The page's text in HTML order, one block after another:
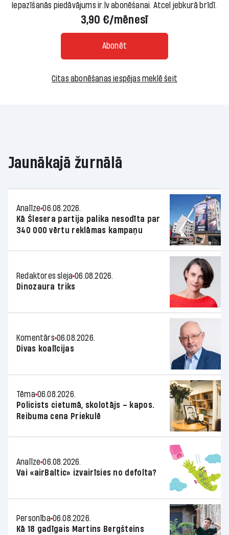
Iepazīšanās piedāvājums ir.lv abonēšanai. Atcel jebkurā brīdī.
3,90 €/mēnesī
Abonēt
Citas abonēšanas iespējas meklē šeit
Jaunākajā žurnālā
Analīze 06.08.2026.
Kā Šlesera partija palika nesodīta par
340 000 vērtu reklāmas kampaņu
Redaktores sleja 06.08.2026.
Dinozaura triks
Komentārs 06.08.2026.
Divas koalīcijas
Tēma 06.08.2026.
Policists cietumā, skolotājs – kapos.
Reibuma cena Priekulē
Analīze 06.08.2026.
Vai «airBaltic» izvairīsies no defolta?
Personība 06.08.2026.
Kā 18 gadīgais Martins Bergšteins